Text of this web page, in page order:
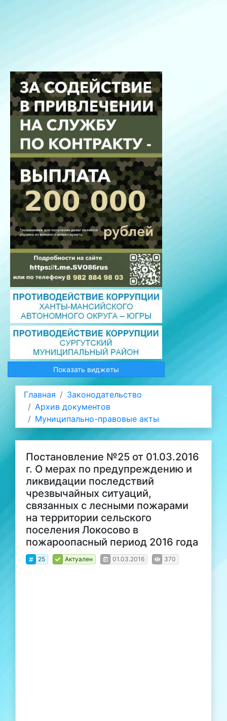
Показать виджеты
Главная
Законодательство
Архив документов
Муниципально-правовые акты
Постановление №25 от 01.03.2016
г. О мерах по предупреждению и
ликвидации последствий
чрезвычайных ситуаций,
связанных с лесными пожарами
на территории сельского
поселения Локосово в
пожароопасный период 2016 года
25 Актуален 01.03.2016 370